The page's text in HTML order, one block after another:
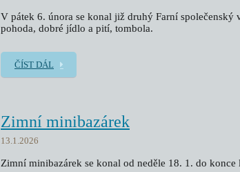
V pátek 6. února se konal již druhý Farní společenský
pohoda, dobré jídlo a pití, tombola.
ČÍST DÁL
Zimní minibazárek
13.1.2026
Zimní minibazárek se konal od neděle 18. 1. do